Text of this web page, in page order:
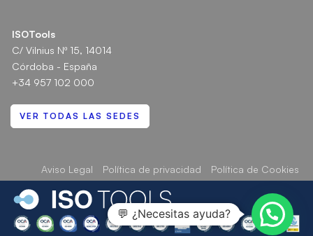
ISOTools
C/ Vilnius Nº 15, 14014
Córdoba - España
+34 957 102 000
VER TODAS LAS SEDES
Aviso Legal Política de privacidad Política de Cookies
💬 ¿Necesitas ayuda?